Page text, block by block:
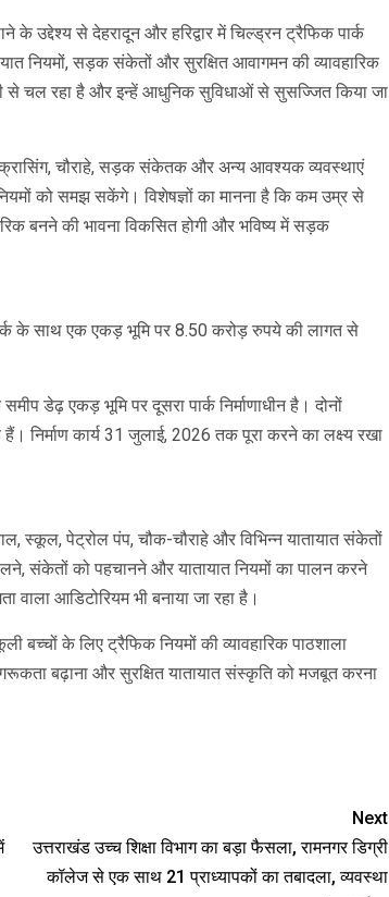
उद्देश्य से देहरादून और हरिद्वार में चिल्ड्रन ट्रैफिक पार्क
नियमों, सड़क संकेतों और सुरक्षित आवागमन की व्यावहारिक
तेजी से चल रहा है और इन्हें आधुनिक सुविधाओं से सुसज्जित किया जा
क्रासिंग, चौराहे, सड़क संकेतक और अन्य आवश्यक व्यवस्थाएं
को समझ सकेंगे। विशेषज्ञों का मानना है कि कम उम्र से
बनने की भावना विकसित होगी और भविष्य में सड़क
के साथ एक एकड़ भूमि पर 8.50 करोड़ रुपये की लागत से
डेढ़ एकड़ भूमि पर दूसरा पार्क निर्माणाधीन है। दोनों
निर्माण कार्य 31 जुलाई, 2026 तक पूरा करने का लक्ष्य रखा
स्कूल, पेट्रोल पंप, चौक-चौराहे और विभिन्न यातायात संकेतों
संकेतों को पहचानने और यातायात नियमों का पालन करने
वाला आडिटोरियम भी बनाया जा रहा है।
बच्चों के लिए ट्रैफिक नियमों की व्यावहारिक पाठशाला
बढ़ाना और सुरक्षित यातायात संस्कृति को मजबूत करना
Next
उत्तराखंड उच्च शिक्षा विभाग का बड़ा फैसला, रामनगर डिग्री
कॉलेज से एक साथ 21 प्राध्यापकों का तबादला, व्यवस्था